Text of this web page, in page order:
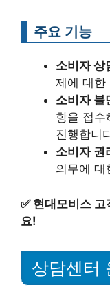
주요 기능
소비자 상
제에 대한
소비자 불
항을 접수
진행합니
소비자 권
의무에 대
✅ 현대모비스 고
요!
상담센터